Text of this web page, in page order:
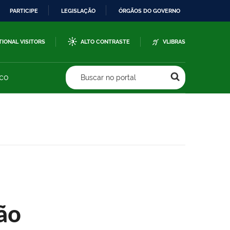
PARTICIPE LEGISLAÇÃO ÓRGÃOS DO GOVERNO
VISITORS ALTO CONTRASTE VLIBRAS
Buscar no portal